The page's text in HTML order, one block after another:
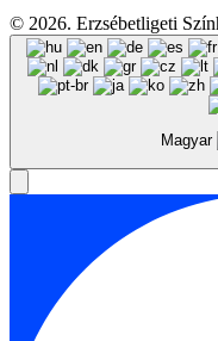
© 2026. Erzsébetligeti
Magyar